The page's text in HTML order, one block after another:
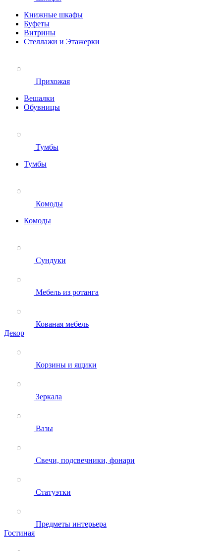
Книжные шкафы
Буфеты
Витрины
Стеллажи и Этажерки
Прихожая
Вешалки
Обувницы
Тумбы
Тумбы
Комоды
Комоды
Сундуки
Мебель из ротанга
Кованая мебель
Декор
Корзины и ящики
Зеркала
Вазы
Свечи, подсвечники, фонари
Статуэтки
Предметы интерьера
Гостиная